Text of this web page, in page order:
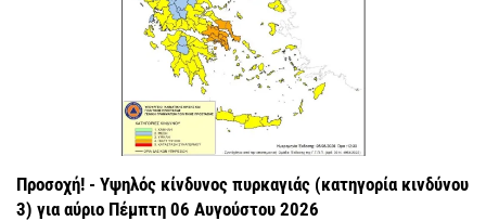
Προσοχή! - Υψηλός κίνδυνος πυρκαγιάς (κατηγορία κινδύνου
3) για αύριο Πέμπτη 06 Αυγούστου 2026